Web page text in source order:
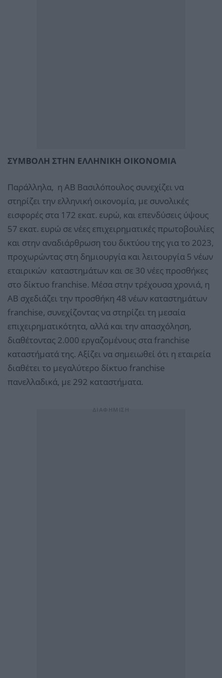
ΣΥΜΒΟΛΗ ΣΤΗΝ ΕΛΛΗΝΙΚΗ ΟΙΚΟΝΟΜΙΑ
Παράλληλα, η ΑΒ Βασιλόπουλος συνεχίζει να
στηρίζει την ελληνική οικονομία, με συνολικές
εισφορές στα 172 εκατ. ευρώ, και επενδύσεις ύψους
57 εκατ. ευρώ σε νέες επιχειρηματικές πρωτοβουλίες
και στην αναδιάρθρωση του δικτύου της για το 2023,
προχωρώντας στη δημιουργία και λειτουργία 5 νέων
εταιρικών καταστημάτων και σε 30 νέες προσθήκες
στο δίκτυο franchise. Μέσα στην τρέχουσα χρονιά, η
ΑΒ σχεδιάζει την προσθήκη 48 νέων καταστημάτων
franchise, συνεχίζοντας να στηρίζει τη μεσαία
επιχειρηματικότητα, αλλά και την απασχόληση,
διαθέτοντας 2.000 εργαζομένους στα franchise
καταστήματά της. Αξίζει να σημειωθεί ότι η εταιρεία
διαθέτει το μεγαλύτερο δίκτυο franchise
πανελλαδικά, με 292 καταστήματα.